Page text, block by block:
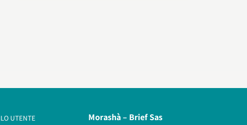
UTENTE
Morashà – Brief Sas